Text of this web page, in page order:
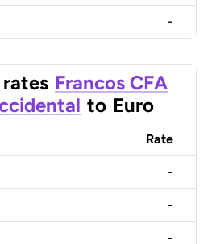
-
Francos CFA
to Euro
Rate
-
-
-